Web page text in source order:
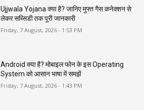
Ujjwala Yojana क्या है? जानिए मुफ्त गैस कनेक्शन से
लेकर सब्सिडी तक पूरी जानकारी
Friday, 7 August, 2026 - 1:53 PM
Android क्या है? मोबाइल फोन के इस Operating
System को आसान भाषा में समझें
Friday, 7 August, 2026 - 1:43 PM